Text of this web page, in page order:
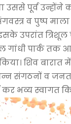
उससे पूर्व उन्होंने
व पुष्प
उपरांत
गांधी पार्क तक
शिव बारात
संगठनों व जनता
भव्य स्वागत